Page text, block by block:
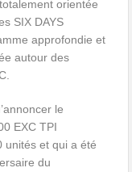
totalement orientée
SIX DAYS
approfondie et
autour des
le
EXC TPI
unités et qui a été
du